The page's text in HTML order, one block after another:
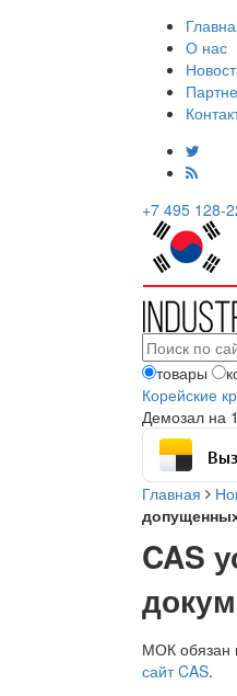
О нас
+7 495 128-
товары
Корейские
Демозал на
Главная
CAS
МОК обязан
сайт CAS.